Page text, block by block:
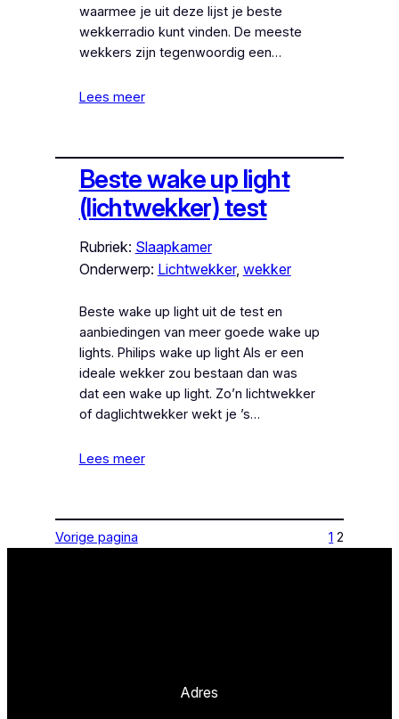
waarmee je uit deze lijst je beste
wekkerradio kunt vinden. De meeste
wekkers zijn tegenwoordig een…
Lees meer
Beste wake up light
(lichtwekker) test
Rubriek: Slaapkamer
Onderwerp: Lichtwekker, wekker
Beste wake up light uit de test en
aanbiedingen van meer goede wake up
lights. Philips wake up light Als er een
ideale wekker zou bestaan dan was
dat een wake up light. Zo’n lichtwekker
of daglichtwekker wekt je ’s…
Lees meer
Vorige pagina 1 2
Adres